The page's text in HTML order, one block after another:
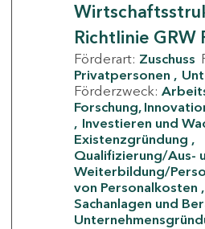
Richtlinie GRW
Förderart: Zuschuss
Privatpersonen
Förderzweck:
Forschung,
Investieren und
Existenzgründung
Qualifizierung/Aus-
Weiterbildung/
von Personalkosten
Sachanlagen und